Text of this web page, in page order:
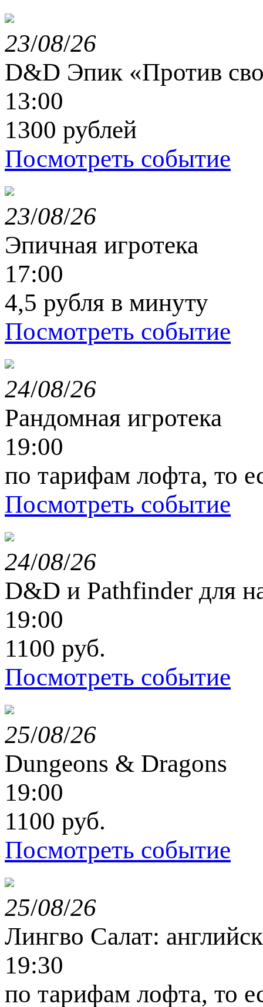
23/08/26
D&D Эпик «Против
13:00
1300 рублей
Посмотреть событие
23/08/26
Эпичная игротека
17:00
4,5 рубля в минуту
Посмотреть событие
24/08/26
Рандомная игротека
19:00
по тарифам лофта, то
Посмотреть событие
24/08/26
D&D и Pathfinder для
19:00
1100 руб.
Посмотреть событие
25/08/26
Dungeons & Dragons
19:00
1100 руб.
Посмотреть событие
25/08/26
Лингво Салат:
19:30
по тарифам лофта, то